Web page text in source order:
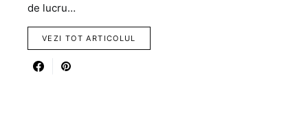
de lucru…
VEZI TOT ARTICOLUL